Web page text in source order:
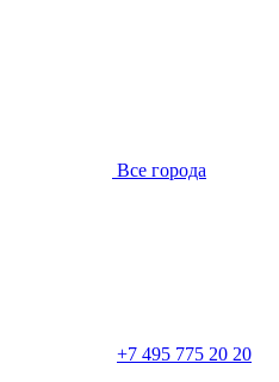
Все города
+7 495 775 20 20